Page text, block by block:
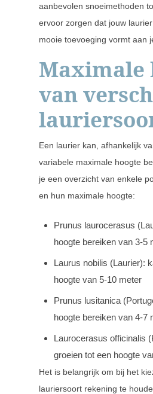
aanbevolen snoeimethoden
ervoor zorgen dat jouw
mooie toevoeging vormt aan
Maximale
van
Een laurier kan, afhankelijk
variabele maximale hoogte
je een overzicht van enkele
en hun maximale hoogte:
Prunus laurocerasus
hoogte bereiken van 3-5
Laurus nobilis (Laurier):
hoogte van 5-10 meter
Prunus lusitanica
hoogte bereiken van 4-7
Laurocerasus officinalis
groeien tot een hoogte
Het is belangrijk om bij het
lauriersoort rekening te